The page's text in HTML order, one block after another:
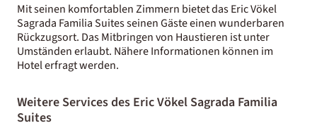
Mit seinen komfortablen Zimmern bietet das Eric Vökel
Sagrada Familia Suites seinen Gäste einen wunderbaren
Rückzugsort. Das Mitbringen von Haustieren ist unter
Umständen erlaubt. Nähere Informationen können im
Hotel erfragt werden.
Weitere Services des Eric Vökel Sagrada Familia
Suites